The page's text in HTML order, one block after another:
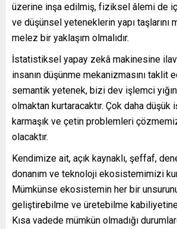
üzerine inşa edilmiş, fiziksel âlemi de
ve düşünsel yeteneklerin yapı taşlarını
melez bir yaklaşım olmalıdır.
İstatistiksel yapay zekâ makinesine
insanın düşünme mekanizmasını taklit
semantik yetenek, bizi dev işlemci
olmaktan kurtaracaktır. Çok daha düşük
karmaşık ve çetin problemleri
olacaktır.
Kendimize ait, açık kaynaklı, şeffaf,
donanım ve teknoloji ekosistemimizi
Mümkünse ekosistemin her bir
geliştirebilme ve üretebilme kabiliyetine
Kısa vadede mümkün olmadığı